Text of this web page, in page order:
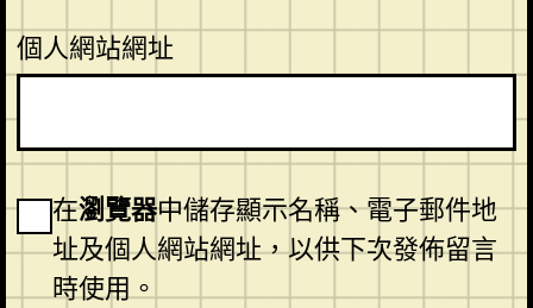
個人網站網址
在瀏覽器中儲存顯示名稱、電子郵件地
址及個人網站網址，以供下次發佈留言
時使用。